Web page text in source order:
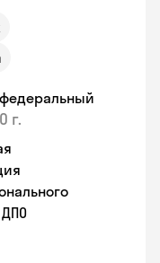
г.
ДПО